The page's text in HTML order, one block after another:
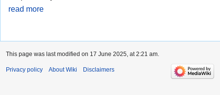
read more
This page was last modified on 17 June 2025, at 2:21 am.
Privacy policy About Wiki Disclaimers